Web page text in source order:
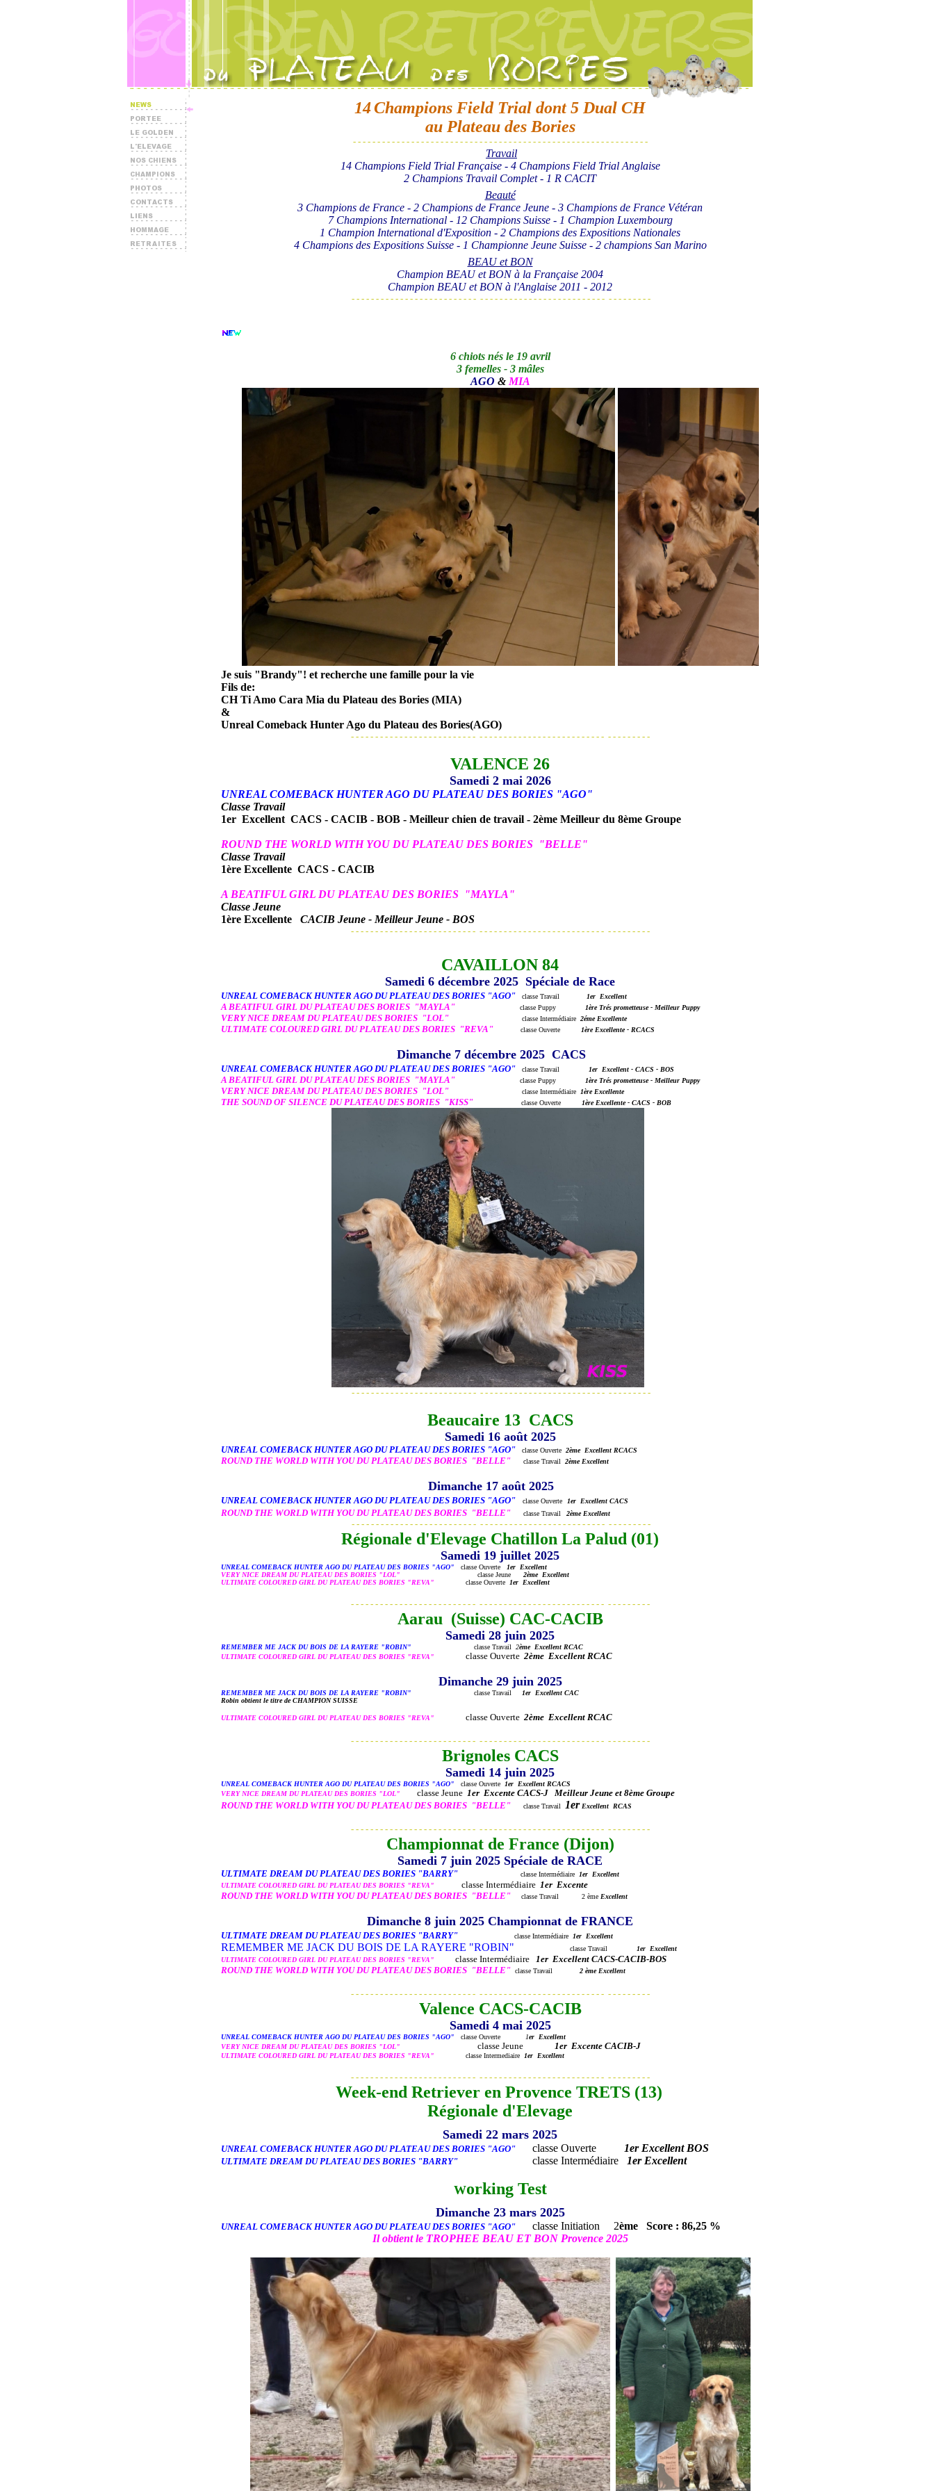
14Champions Field Trial dont 5 Dual CH
au Plateau des Bories
- - - - - - - - - - - - - - - - - - - - - - - - - - - - - - - - - - - - - - - - - - - - - - - - - - - - - - - - - - - - -
Travail
14 Champions Field Trial Française - 4 Champions Field Trial Anglaise
2 Champions Travail Complet - 1 R CACIT
Beauté
3 Champions de France - 2 Champions de France Jeune - 3 Champions de France Vétéran
7Champions International - 12 Champions Suisse - 1 Champion Luxembourg
1 Champion International d'Exposition - 2 Champions des Expositions Nationales
4 Champions des Expositions Suisse - 1 Championne Jeune Suisse - 2 champions San Marino
BEAU et BON
Champion BEAU et BON à la Française 2004
Champion BEAU et BON à l'Anglaise 2011 - 2012
- - - - - - - - - - - - - - - - - - - - - - - - - - - - - - - - - - - - - - - - - - - - - - - - - - - - - - - - - - - - -
6 chiots nés le 19 avril
3 femelles - 3 mâles
AGO & MIA
Je suis "Brandy"! et recherche une famille pour la vie
Fils de:
CH Ti Amo Cara Mia du Plateau des Bories (MIA)
&
Unreal Comeback Hunter Ago du Plateau des Bories(AGO)
- - - - - - - - - - - - - - - - - - - - - - - - - - - - - - - - - - - - - - - - - - - - - - - - - - - - - - - - - - - - -
VALENCE 26
Samedi 2 mai 2026
UNREAL COMEBACK HUNTER AGO DU PLATEAU DES BORIES "AGO"
Classe Travail
1erExcellent CACS - CACIB - BOB - Meilleur chien de travail - 2ème Meilleur du 8ème Groupe
ROUND THE WORLD WITH YOU DU PLATEAU DES BORIES "BELLE"
Classe Travail
1èreExcellente CACS - CACIB
A BEATIFUL GIRL DU PLATEAU DES BORIES "MAYLA"
Classe Jeune
1ère Excellente
CACIB Jeune - Meilleur Jeune - BOS
- - - - - - - - - - - - - - - - - - - - - - - - - - - - - - - - - - - - - - - - - - - - - - - - - - - - - - - - - - - - -
CAVAILLON 84
Samedi 6 décembre 2025 Spéciale de Race
UNREAL COMEBACK HUNTER AGO DU PLATEAU DES BORIES "AGO" classe Travail 1er Excellent
A BEATIFUL GIRL DU PLATEAU DES BORIES "MAYLA" classe Puppy 1ère Trés prometteuse - Meilleur Puppy
VERY NICE DREAM DU PLATEAU DES BORIES "LOL" classe Intermédiaire 2éme Excellente
ULTIMATE COLOURED GIRL DU PLATEAU DES BORIES "REVA" classe Ouverte 1ère Excellente - RCACS
Dimanche 7 décembre 2025 CACS
UNREAL COMEBACK HUNTER AGO DU PLATEAU DES BORIES "AGO" classe Travail 1er Excellent - CACS - BOS
A BEATIFUL GIRL DU PLATEAU DES BORIES "MAYLA" classe Puppy 1ère Trés prometteuse - Meilleur Puppy
VERY NICE DREAM DU PLATEAU DES BORIES "LOL" classe Intermédiaire 1èreExcellente
THE SOUND OF SILENCE DU PLATEAU DES BORIES "KISS" classe Ouverte 1ère Excellente - CACS - BOB
- - - - - - - - - - - - - - - - - - - - - - - - - - - - - - - - - - - - - - - - - - - - - - - - - - - - - - - - - - - - -
Beaucaire 13 CACS
Samedi 16 août 2025
UNREAL COMEBACK HUNTER AGO DU PLATEAU DES BORIES "AGO" classe Ouverte 2ème Excellent RCACS
ROUND THE WORLD WITH YOU DU PLATEAU DES BORIES "BELLE" classe Travail 2ème Excellent
Dimanche 17 août 2025
UNREAL COMEBACK HUNTER AGO DU PLATEAU DES BORIES "AGO" classe Ouverte 1erExcellent CACS
ROUND THE WORLD WITH YOU DU PLATEAU DES BORIES "BELLE" classe Travail 2ème Excellent
- - - - - - - - - - - - - - - - - - - - - - - - - - - - - - - - - - - - - - - - - - - - - - - - - - - - - - - - - - - - -
Régionale d'Elevage Chatillon La Palud (01)
Samedi 19 juillet 2025
UNREAL COMEBACK HUNTER AGO DU PLATEAU DES BORIES "AGO" classe Ouverte
1er Excellent
VERY NICE DREAM DU PLATEAU DES BORIES "LOL"
classe Jeune 2èmeExcellent
ULTIMATE COLOURED GIRL DU PLATEAU DES BORIES "REVA"
classe Ouverte1er Excellent
- - - - - - - - - - - - - - - - - - - - - - - - - - - - - - - - - - - - - - - - - - - - - - - - - - - - - - - - - - - - -
Aarau (Suisse) CAC-CACIB
Samedi 28 juin 2025
REMEMBER ME JACK DU BOIS DE LA RAYERE "ROBIN" classe Travail 2ème Excellent RCAC
ULTIMATE COLOURED GIRL DU PLATEAU DES BORIES "REVA"
classe Ouverte2ème Excellent RCAC
Dimanche 29 juin 2025
REMEMBER ME JACK DU BOIS DE LA RAYERE "ROBIN" classe Travail
1er Excellent CAC
Robin obtient le titre de CHAMPION SUISSE
ULTIMATE COLOURED GIRL DU PLATEAU DES BORIES "REVA" classe Ouverte2ème Excellent RCAC
- - - - - - - - - - - - - - - - - - - - - - - - - - - - - - - - - - - - - - - - - - - - - - - - - - - - - - - - - - - - -
Brignoles CACS
Samedi 14 juin 2025
UNREAL COMEBACK HUNTER AGO DU PLATEAU DES BORIES "AGO" classe Ouverte
1er Excellent RCACS
VERY NICE DREAM DU PLATEAU DES BORIES "LOL"
classe Jeune 1er Excente CACS-J Meilleur Jeune et 8ème Groupe
ROUND THE WORLD WITH YOU DU PLATEAU DES BORIES "BELLE"
classe Travail 1erExcellent RCAS
- - - - - - - - - - - - - - - - - - - - - - - - - - - - - - - - - - - - - - - - - - - - - - - - - - - - - - - - - - - - -
Championnat de France (Dijon)
Samedi 7 juin 2025 Spéciale de RACE
ULTIMATE DREAM DU PLATEAU DES BORIES "BARRY" classe Intermédiaire
1er Excellent
ULTIMATE COLOURED GIRL DU PLATEAU DES BORIES "REVA"
classe Intermédiaire 1er Excente
ROUND THE WORLD WITH YOU DU PLATEAU DES BORIES "BELLE"
classe Travail 2 ème Excellent
Dimanche 8 juin 2025 Championnat de FRANCE
ULTIMATE DREAM DU PLATEAU DES BORIES "BARRY" classe Intermédiaire 1er Excellent
REMEMBER ME JACK DU BOIS DE LA RAYERE "ROBIN" classe Travail
1er Excellent
ULTIMATE COLOURED GIRL DU PLATEAU DES BORIES "REVA"
classe Intermédiaire 1er Excellent CACS-CACIB-BOS
ROUND THE WORLD WITH YOU DU PLATEAU DES BORIES "BELLE" classe Travail 2 ème Excellent
- - - - - - - - - - - - - - - - - - - - - - - - - - - - - - - - - - - - - - - - - - - - - - - - - - - - - - - - - - - - -
Valence CACS-CACIB
Samedi 4 mai 2025
UNREAL COMEBACK HUNTER AGO DU PLATEAU DES BORIES "AGO" classe Ouverte 1er Excellent
VERY NICE DREAM DU PLATEAU DES BORIES "LOL"
classe Jeune 1er Excente CACIB-J
ULTIMATE COLOURED GIRL DU PLATEAU DES BORIES "REVA" classe Intermediaire1er Excellent
- - - - - - - - - - - - - - - - - - - - - - - - - - - - - - - - - - - - - - - - - - - - - - - - - - - - - - - - - - - - -
Week-end Retriever en Provence TRETS (13)
Régionale d'Elevage
Samedi 22 mars 2025
UNREAL COMEBACK HUNTER AGO DU PLATEAU DES BORIES "AGO"classe Ouverte 1er Excellent BOS
ULTIMATE DREAM DU PLATEAU DES BORIES "BARRY" classe Intermédiaire 1erExcellent
Working Test
Dimanche 23 mars 2025
UNREAL COMEBACK HUNTER AGO DU PLATEAU DES BORIES "AGO"classe Initiation 2ème Score : 86,25 %
Il obtient le TROPHEE BEAU ET BON Provence 2025